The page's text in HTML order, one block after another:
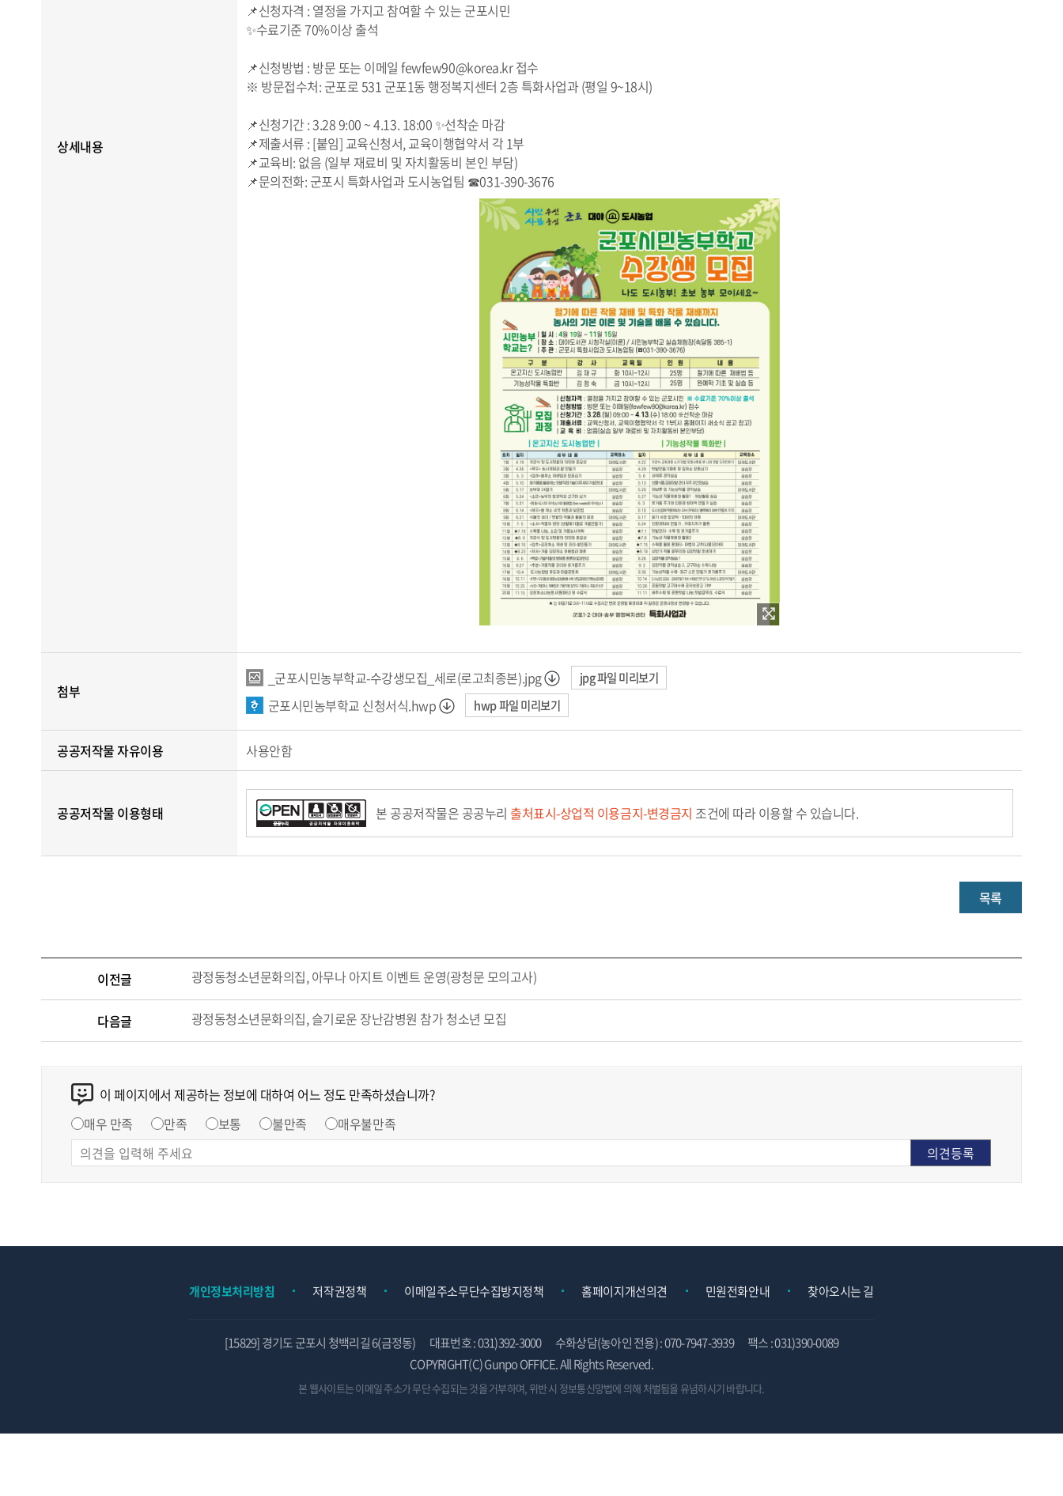
상세내용
📌신청자격 : 열정을 가지고 참여할 수 있는 군포시민
✨수료기준 70%이상 출석
📌신청방법 : 방문 또는 이메일 fewfew90@korea.kr 접수
※ 방문접수처: 군포로 531 군포1동 행정복지센터 2층 특화사업과 (평일 9~18시)
📌신청기간 :3.289:00 ~4.13. 18:00 ✨선착순 마감
📌제출서류 : [붙임] 교육신청서, 교육이행협약서 각 1부
📌교육비: 없음 (일부 재료비 및 자치활동비 본인 부담)
📌문의전화: 군포시 특화사업과 도시농업팀 ☎031-390-3676
첨부
_군포시민농부학교-수강생모집_세로(로고최종본).jpg jpg 파일 미리보기
군포시민농부학교 신청서식.hwp hwp 파일 미리보기
공공저작물 자유이용 사용안함
공공저작물 이용형태 본 공공저작물은 공공누리 출처표시-상업적 이용금지-변경금지 조건에 따라 이용할 수 있습니다.
목록
이전글 광정동청소년문화의집, 아무나 아지트 이벤트 운영(광청문 모의고사)
다음글 광정동청소년문화의집, 슬기로운 장난감병원 참가 청소년 모집
이 페이지에서 제공하는 정보에 대하여 어느 정도 만족하셨습니까?
매우 만족
만족 보통 불만족 매우불만족
개인정보처리방침 저작권정책 이메일주소무단수집방지정책 홈페이지개선의견 민원전화안내 찾아오시는 길
[15829] 경기도 군포시 청백리길 6(금정동) 대표번호 : 031)392-3000 수화상담(농아인 전용) : 070-7947-3939
팩스 : 031)390-0089
COPYRIGHT(C) Gunpo OFFICE. All Rights Reserved.
본 웹사이트는 이메일 주소가 무단 수집되는 것을 거부하며, 위반 시 정보통신망법에 의해 처벌됨을 유념하시기 바랍니다.